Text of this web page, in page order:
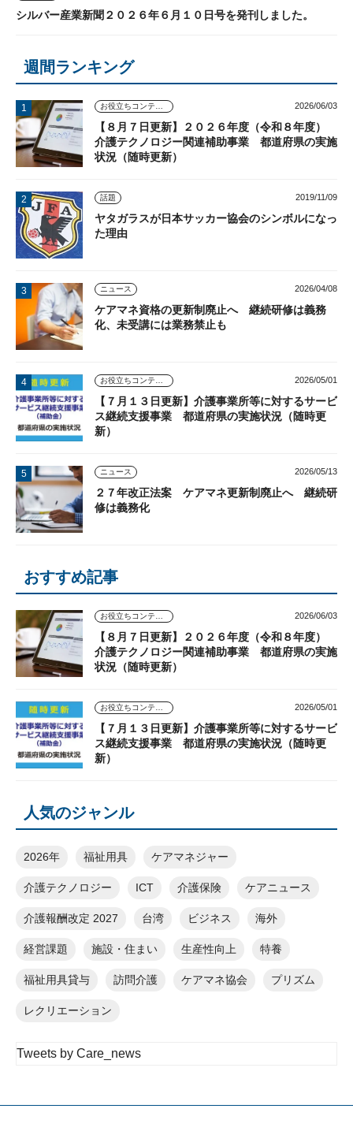
シルバー産業新聞２０２６年６月１０日号を発刊しました。
週間ランキング
2026/06/03
【８月７日更新】２０２６年度（令和８年度）
介護テクノロジー関連補助事業 都道府県の実施
状況（随時更新）
話題 2019/11/09
ヤタガラスが日本サッカー協会のシンボルになっ
た理由
ニュース 2026/04/08
ケアマネ資格の更新制廃止へ 継続研修は義務
化、未受講には業務禁止も
2026/05/01
【７月１３日更新】介護事業所等に対するサービ
ス継続支援事業 都道府県の実施状況（随時更
新）
ニュース 2026/05/13
２７年改正法案 ケアマネ更新制廃止へ 継続研
修は義務化
おすすめ記事
2026/06/03
【８月７日更新】２０２６年度（令和８年度）
介護テクノロジー関連補助事業 都道府県の実施
状況（随時更新）
2026/05/01
【７月１３日更新】介護事業所等に対するサービ
ス継続支援事業 都道府県の実施状況（随時更
新）
人気のジャンル
2026年 福祉用具 ケアマネジャー
介護テクノロジー ICT 介護保険 ケアニュース
介護報酬改定 2027 台湾 ビジネス 海外
経営課題 施設・住まい 生産性向上 特養
福祉用具貸与 訪問介護 ケアマネ協会 プリズム
レクリエーション
Tweets by Care_news